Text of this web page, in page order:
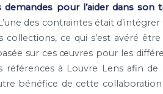
pour l’aider dans
des contraintes était
ce qui s’est avéré
sur ces œuvres pour les
à Louvre Lens afin de
bénéfice de cette collaboration